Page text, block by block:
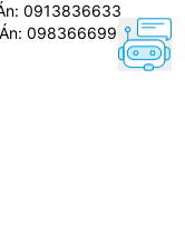
0913836633
0983666996